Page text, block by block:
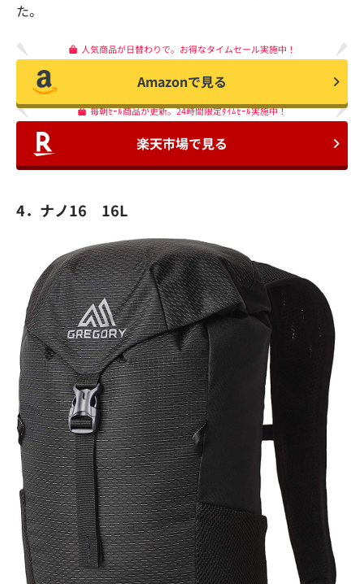
た。
人気商品が日替わりで。お得なタイムセール実施中！
Amazonで見る
毎朝ｾｰﾙ商品が更新。24時間限定ﾀｲﾑｾｰﾙ実施中！
楽天市場で見る
4．ナノ16 16L